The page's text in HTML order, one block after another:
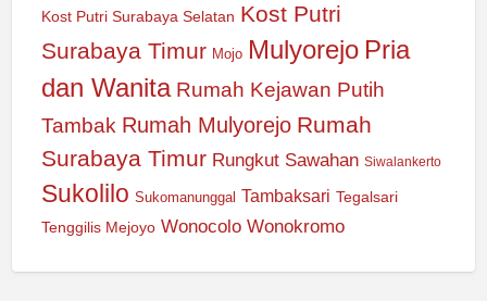
Kost Putri Surabaya Selatan Kost Putri
Surabaya Timur Mojo Mulyorejo Pria
dan Wanita Rumah Kejawan Putih
Tambak Rumah Mulyorejo Rumah
Surabaya Timur Rungkut Sawahan Siwalankerto
Sukolilo Sukomanunggal Tambaksari Tegalsari
Tenggilis Mejoyo Wonocolo Wonokromo